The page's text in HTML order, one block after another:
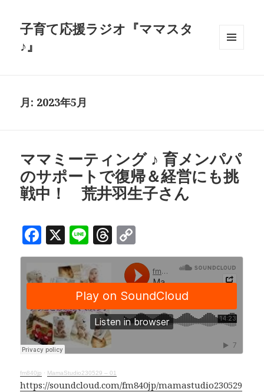
子育て応援ラジオ『ママスタ
♪』
月: 2023年5月
ママミーティング ♪ 育メンパパ
のサポートで復帰＆経営にも挑
戦中！ 荒井羽生子さん
F
a
c
e
b
o
o
k
X Li
n
e
T
h
e
a
d
s
o
p
y
Li
n
k
fm840jp · MamaStudio230529 – 01
https://soundcloud.com/fm840jp/mamastudio230529